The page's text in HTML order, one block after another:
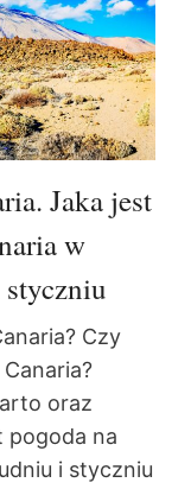
Jaka jest
w
Czy
oraz
pogoda na
i styczniu